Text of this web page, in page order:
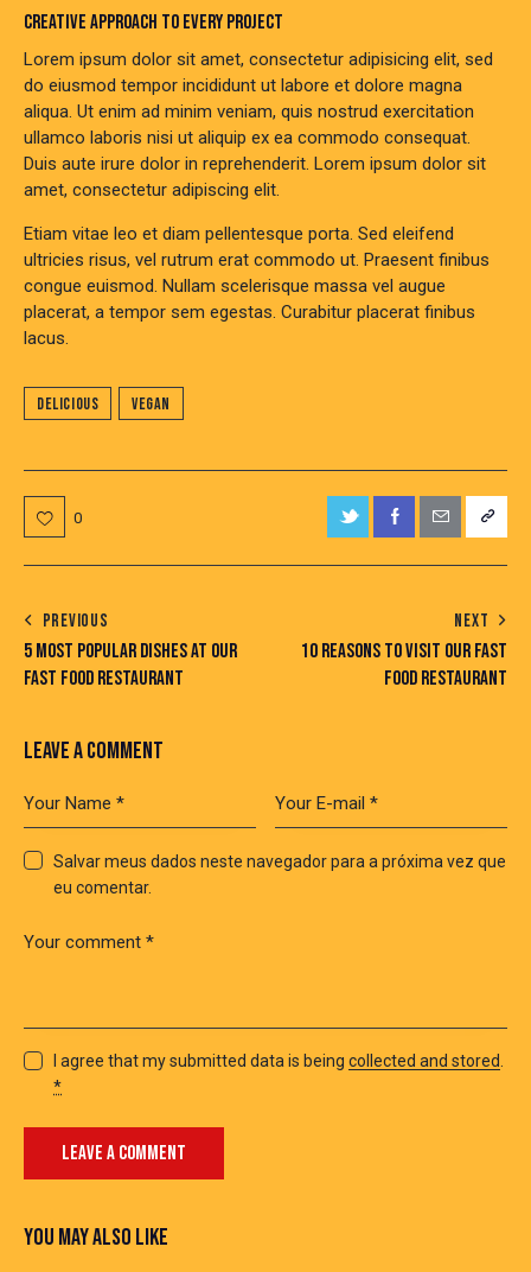
CREATIVE APPROACH TO EVERY PROJECT
Lorem ipsum dolor sit amet, consectetur adipisicing elit, sed
do eiusmod tempor incididunt ut labore et dolore magna
aliqua. Ut enim ad minim veniam, quis nostrud exercitation
ullamco laboris nisi ut aliquip ex ea commodo consequat.
Duis aute irure dolor in reprehenderit. Lorem ipsum dolor sit
amet, consectetur adipiscing elit.
Etiam vitae leo et diam pellentesque porta. Sed eleifend
ultricies risus, vel rutrum erat commodo ut. Praesent finibus
congue euismod. Nullam scelerisque massa vel augue
placerat, a tempor sem egestas. Curabitur placerat finibus
lacus.
Delicious Vegan
0
PREVIOUS
5 MOST POPULAR DISHES AT OUR
FAST FOOD RESTAURANT
NEXT
10 REASONS TO VISIT OUR FAST
FOOD RESTAURANT
LEAVE A COMMENT
Salvar meus dados neste navegador para a próxima vez que
eu comentar.
I agree that my submitted data is beingcollected and stored.
*
YOU MAY ALSO LIKE